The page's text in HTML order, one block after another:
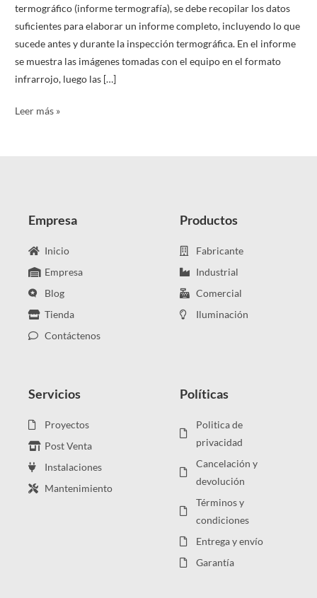
termográfico (informe termografía), se debe recopilar los datos
suficientes para elaborar un informe completo, incluyendo lo que
sucede antes y durante la inspección termográfica. En el informe
se muestra las imágenes tomadas con el equipo en el formato
infrarrojo, luego las […]
Leer más »
Empresa
Inicio
Empresa
Blog
Tienda
Contáctenos
Productos
Fabricante
Industrial
Comercial
Iluminación
Servicios
Proyectos
Post Venta
Instalaciones
Mantenimiento
Políticas
Politica de
privacidad
Cancelación y
devolución
Términos y
condiciones
Entrega y envío
Garantía